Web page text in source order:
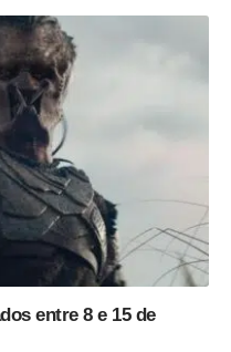
entre 8 e 15 de